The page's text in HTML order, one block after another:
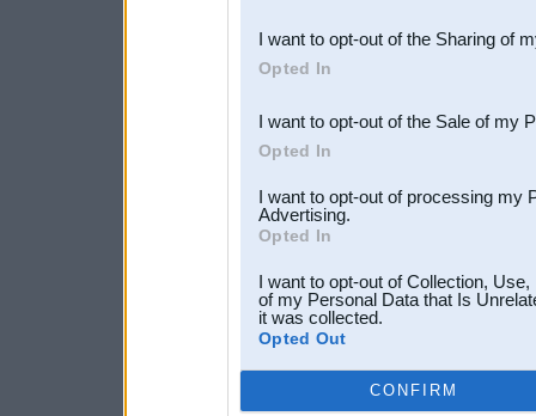
Downstream Participants
third parties.
I want to opt-out of the Sharing of
Opted In
I want to opt-out of the Sale of my
Opted In
I want to opt-out of processing my
Advertising.
Opted In
I want to opt-out of Collection,
of my Personal Data that Is
it was collected.
Opted Out
CONFIRM